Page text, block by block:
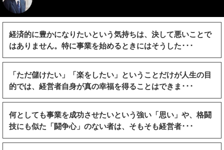
経済的に豊かになりたいという気持ちは、決して悪いことで
はありません。特に事業を始めるときにはそうした･･･
「ただ儲けたい」「楽をしたい」ということだけが人生の目
的では、経営者自身が真の幸福を得ることはできま･･･
何としても事業を成功させたいという強い「思い」や、格闘
技にも似た「闘争心」のない者は、そもそも経営者･･･